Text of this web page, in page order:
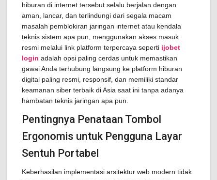
hiburan di internet tersebut selalu berjalan dengan
aman, lancar, dan terlindungi dari segala macam
masalah pemblokiran jaringan internet atau kendala
teknis sistem apa pun, menggunakan akses masuk
resmi melalui link platform terpercaya seperti ijobet
login adalah opsi paling cerdas untuk memastikan
gawai Anda terhubung langsung ke platform hiburan
digital paling resmi, responsif, dan memiliki standar
keamanan siber terbaik di Asia saat ini tanpa adanya
hambatan teknis jaringan apa pun.
Pentingnya Penataan Tombol
Ergonomis untuk Pengguna Layar
Sentuh Portabel
Keberhasilan implementasi arsitektur web modern tidak